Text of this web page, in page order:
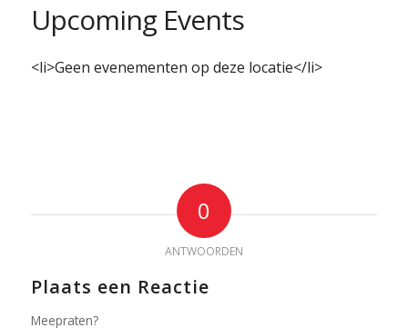
Upcoming Events
<li>Geen evenementen op deze locatie</li>
0
ANTWOORDEN
Plaats een Reactie
Meepraten?